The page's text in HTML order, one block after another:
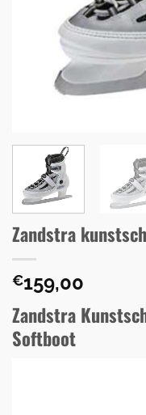
Zandstra
€159,00
Zandstra
Softboot